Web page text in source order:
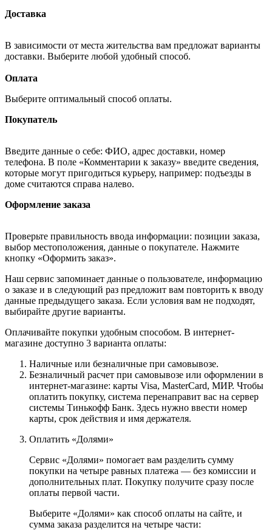
Доставка
В зависимости от места жительства вам предложат варианты
доставки. Выберите любой удобный способ.
Оплата
Выберите оптимальный способ оплаты.
Покупатель
Введите данные о себе: ФИО, адрес доставки, номер
телефона. В поле «Комментарии к заказу» введите сведения,
которые могут пригодиться курьеру, например: подъезды в
доме считаются справа налево.
Оформление заказа
Проверьте правильность ввода информации: позиции заказа,
выбор местоположения, данные о покупателе. Нажмите
кнопку «Оформить заказ».
Наш сервис запоминает данные о пользователе, информацию
о заказе и в следующий раз предложит вам повторить к вводу
данные предыдущего заказа. Если условия вам не подходят,
выбирайте другие варианты.
Оплачивайте покупки удобным способом. В интернет-
магазине доступно 3 варианта оплаты:
Наличные или безналичные при самовывозе.
Безналичный расчет при самовывозе или оформлении в
интернет-магазине: карты Visa, MasterCard, МИР. Чтобы
оплатить покупку, система перенаправит вас на сервер
системы Тинькофф Банк. Здесь нужно ввести номер
карты, срок действия и имя держателя.
Оплатить «Долями»
Сервис «Долями» помогает вам разделить сумму
покупки на четыре равных платежа — без комиссии и
дополнительных плат. Покупку получите сразу после
оплаты первой части.
Выберите «Долями» как способ оплаты на сайте, и
сумма заказа разделится на четыре части: